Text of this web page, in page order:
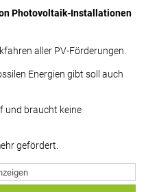
Photovoltaik-Installationen
aller PV-Förderungen.
Energien gibt soll auch
und braucht keine
gefördert.